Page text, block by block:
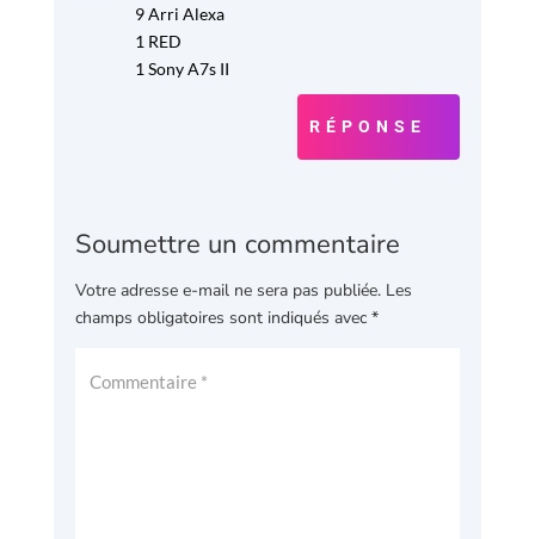
9 Arri Alexa
1 RED
1 Sony A7s II
RÉPONSE
Soumettre un commentaire
Votre adresse e-mail ne sera pas publiée. Les
champs obligatoires sont indiqués avec *